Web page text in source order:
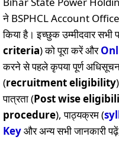
ने BSPHCL Account
किया है। इच्छुक उम्मीदवार सभी
criteria) को पूरा करें और
करने से पहले कृपया पूर्ण
(recruitment eligibility
पात्रता (Post wise
procedure), पाठ्यक्रम (
Keyऔर अन्य सभी जानकारी